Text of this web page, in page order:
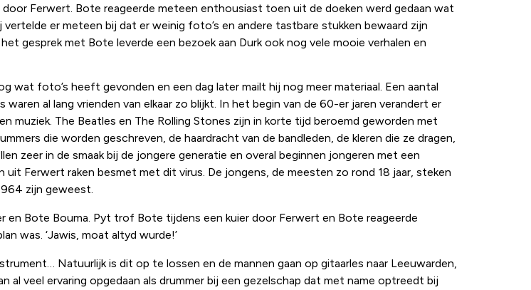
Ferwert. Bote reageerde meteen enthousiast toen uit de doeken werd gedaan wat
er meteen bij dat er weinig foto’s en andere tastbare stukken bewaard zijn
gesprek met Bote leverde een bezoek aan Durk ook nog vele mooie verhalen en
foto’s heeft gevonden en een dag later mailt hij nog meer materiaal. Een aantal
al lang vrienden van elkaar zo blijkt. In het begin van de 60-er jaren verandert er
muziek. The Beatles en The Rolling Stones zijn in korte tijd beroemd geworden met
die worden geschreven, de haardracht van de bandleden, de kleren die ze dragen,
zeer in de smaak bij de jongere generatie en overal beginnen jongeren met een
uit Ferwert raken besmet met dit virus. De jongens, de meesten zo rond 18 jaar, steken
zijn geweest.
en Bote Bouma. Pyt trof Bote tijdens een kuier door Ferwert en Bote reageerde
was. ‘Jawis, moat altyd wurde!’
Natuurlijk is dit op te lossen en de mannen gaan op gitaarles naar Leeuwarden,
al veel ervaring opgedaan als drummer bij een gezelschap dat met name optreedt bij